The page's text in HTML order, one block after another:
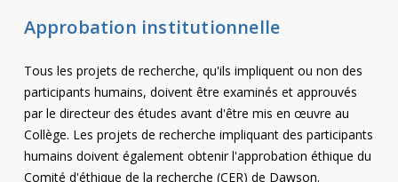
Approbation institutionnelle
Tous les projets de recherche, qu'ils impliquent ou non des
participants humains, doivent être examinés et approuvés
par le directeur des études avant d'être mis en œuvre au
Collège. Les projets de recherche impliquant des participants
humains doivent également obtenir l'approbation éthique du
Comité d'éthique de la recherche (CER) de Dawson.